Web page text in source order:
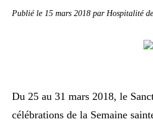
Publié le 15 mars 2018 par Hospitalité
Du 25 au 31 mars 2018, le
célébrations de la Semaine